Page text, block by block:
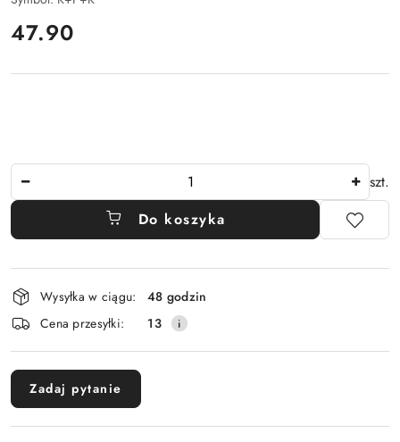
cena:
47.90
szt.
Do koszyka
Dostępność
i
dostawa
Wysyłka w ciągu:
48 godzin
Cena przesyłki:
13
Zadaj pytanie